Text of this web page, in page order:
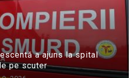
a ajuns la spital
pe scuter